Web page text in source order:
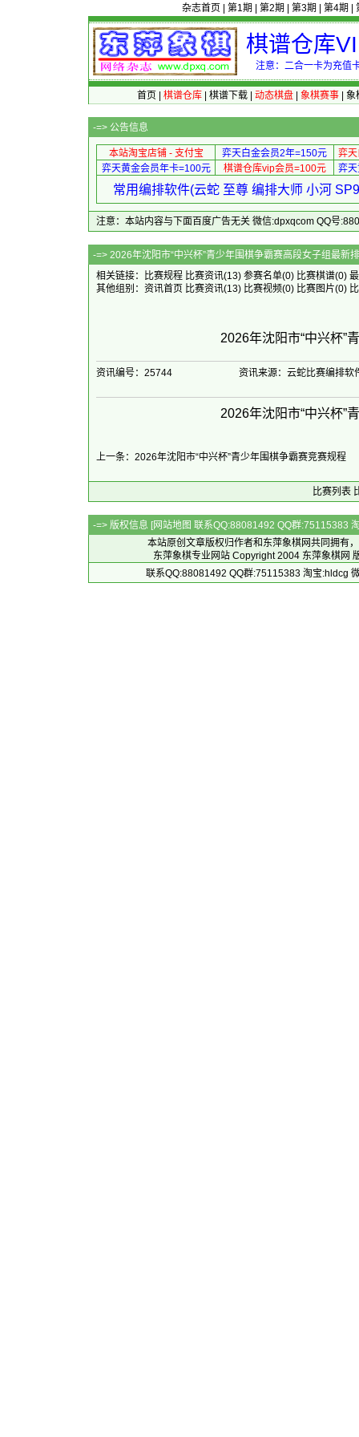
杂志首页 第1期 第2期 第3期 第4期
棋谱仓库
注意：二合一卡为充值
首页 棋谱仓库| 棋谱下载| 动态棋盘| 象棋赛事| 象
-=> 公告信息
本站淘宝店铺 - 支付宝 弈天白金会员2年=150元
弈
弈天黄金会员年卡=100元
棋谱仓库vip会员=100元 弈
常用编排软件(云蛇 至尊 编排大师 小河
注意：本站内容与下面百度广告无关 微信:dpxqcom QQ号
-=> 2026年沈阳市“中兴杯”青少年围
相关链接：
比赛规程 比赛资讯(13) 参赛名单(0) 比赛棋谱(0)
其他组别： 资讯首页 比赛资讯(13) 比赛视频(0) 比赛图片(0)
2026年沈阳市“中兴杯”
资讯编号：25744 资讯来源：云蛇比赛编排软
2026年沈阳市“中兴杯”
上一条：2026年沈阳市“中兴杯”青少年围棋争霸赛竞赛规程
比赛列表
-=> 版权信息 [网站地图 联系QQ:88081492 QQ群:75115383
本站原创文章版权归作者和 东萍象棋网共同拥有
东萍象棋专业网站 Copyright 2004 东萍象棋网
联系QQ:88081492 QQ群:75115383 淘宝:hldcg